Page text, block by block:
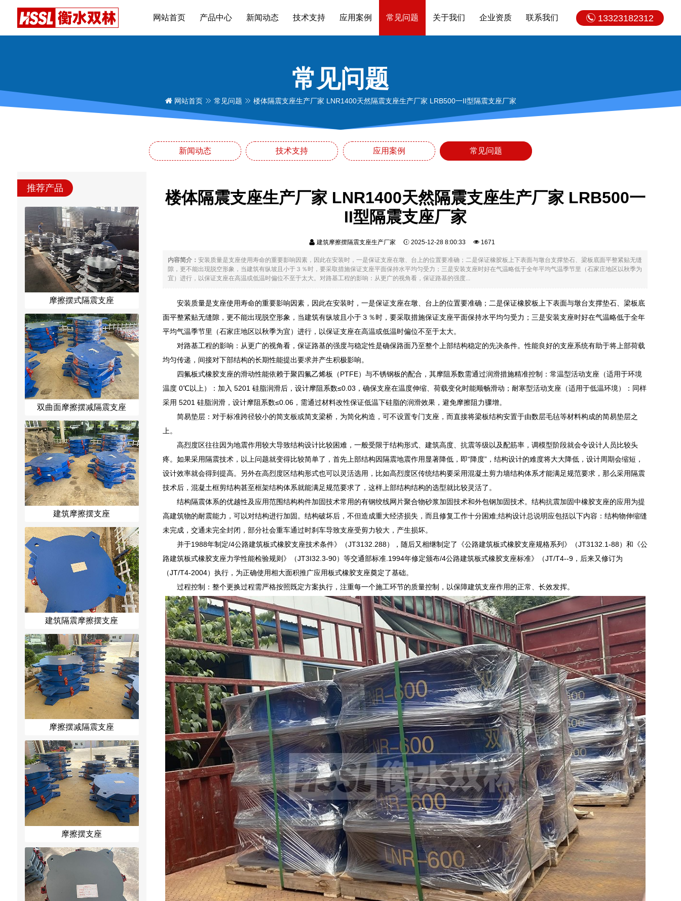
13323182312
网站首页 产品中心 新闻动态 技术支持 应用案例 常见问题 关于我们 企业资质 联系我们
常见问题
网站首页 常见问题 楼体隔震支座生产厂家 LNR1400天然隔震支座生产厂家 LRB500一II型隔震支座厂家
新闻动态 技术支持 应用案例 常见问题
推荐产品
摩擦摆式隔震支座
双曲面摩擦摆减隔震支座
建筑摩擦摆支座
建筑隔震摩擦摆支座
摩擦摆减隔震支座
摩擦摆支座
楼体隔震支座生产厂家 LNR1400天然隔震支座生产厂家 LRB500一
II型隔震支座厂家
建筑摩擦摆隔震支座生产厂家 2025-12-28 8:00:33 1671
内容简介： 安装质量是支座使用寿命的重要影响因素，因此在安装时，一是保证支座在墩、台上的位置要准确；二是保证橡胶板上下表面与墩台支撑垫石、梁板底面平整紧贴无缝
隙，更不能出现脱空形象，当建筑有纵坡且小于３％时，要采取措施保证支座平面保持水平均匀受力；三是安装支座时好在气温略低于全年平均气温季节里（石家庄地区以秋季为
宜）进行，以保证支座在高温或低温时偏位不至于太大。对路基工程的影响：从更广的视角看，保证路基的强度...
安装质量是支座使用寿命的重要影响因素，因此在安装时，一是保证支座在墩、台上的位置要准确；二是保证橡胶板上下表面与墩台支撑垫石、梁板底
面平整紧贴无缝隙，更不能出现脱空形象，当建筑有纵坡且小于３％时，要采取措施保证支座平面保持水平均匀受力；三是安装支座时好在气温略低于全年
平均气温季节里（石家庄地区以秋季为宜）进行，以保证支座在高温或低温时偏位不至于太大。
对路基工程的影响：从更广的视角看，保证路基的强度与稳定性是确保路面乃至整个上部结构稳定的先决条件。性能良好的支座系统有助于将上部荷载
均匀传递，间接对下部结构的长期性能提出要求并产生积极影响。
四氟板式橡胶支座的滑动性能依赖于聚四氟乙烯板（PTFE）与不锈钢板的配合，其摩阻系数需通过润滑措施精准控制：常温型活动支座（适用于环境
温度 0℃以上）：加入 5201 硅脂润滑后，设计摩阻系数≤0.03，确保支座在温度伸缩、荷载变化时能顺畅滑动；耐寒型活动支座（适用于低温环境）：同样
采用 5201 硅脂润滑，设计摩阻系数≤0.06，需通过材料改性保证低温下硅脂的润滑效果，避免摩擦阻力骤增。
简易垫层：对于标准跨径较小的简支板或简支梁桥，为简化构造，可不设置专门支座，而直接将梁板结构安置于由数层毛毡等材料构成的简易垫层之
上。
高烈度区往往因为地震作用较大导致结构设计比较困难，一般受限于结构形式、建筑高度、抗震等级以及配筋率，调模型阶段就会令设计人员比较头
疼。如果采用隔震技术，以上问题就变得比较简单了，首先上部结构因隔震地震作用显著降低，即“降度”，结构设计的难度将大大降低，设计周期会缩短，
设计效率就会得到提高。另外在高烈度区结构形式也可以灵活选用，比如高烈度区传统结构要采用混凝土剪力墙结构体系才能满足规范要求，那么采用隔震
技术后，混凝土框剪结构甚至框架结构体系就能满足规范要求了，这样上部结构结构的选型就比较灵活了。
结构隔震体系的优越性及应用范围结构构件加固技术常用的有钢绞线网片聚合物砂浆加固技术和外包钢加固技术。结构抗震加固中橡胶支座的应用为提
高建筑物的耐震能力，可以对结构进行加固。结构破坏后，不但造成重大经济损失，而且修复工作十分困难;结构设计总说明应包括以下内容：结构物伸缩缝
未完成，交通未完全封闭，部分社会重车通过时刹车导致支座受剪力较大，产生损坏。
并于1988年制定/4公路建筑板式橡胶支座技术条件》（JT3132.288），随后又相继制定了《公路建筑板式橡胶支座规格系列》（JT3132.1-88）和《公
路建筑板式橡胶支座力学性能检验规则》（JT3I32.3-90）等交通部标准.1994年修定颁布/4公路建筑板式橡胶支座标准》（JT/T4--9，后来又修订为
（JT/T4-2004）执行，为正确使用相大面积推广应用板式橡胶支座奠定了基础。
过程控制：整个更换过程需严格按照既定方案执行，注重每一个施工环节的质量控制，以保障建筑支座作用的正常、长效发挥。